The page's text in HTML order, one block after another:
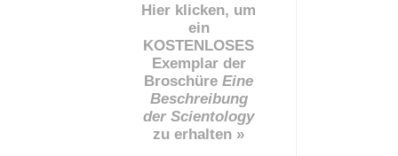
Hier klicken, um
ein
KOSTENLOSES
Exemplar der
Broschüre Eine
Beschreibung
der Scientology
zu erhalten »